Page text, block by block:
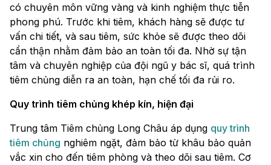
có chuyên môn vững vàng và kinh nghiệm thực tiễn
phong phú. Trước khi tiêm, khách hàng sẽ được tư
vấn chi tiết, và sau tiêm, sức khỏe sẽ được theo dõi
cẩn thận nhằm đảm bảo an toàn tối đa. Nhờ sự tận
tâm và chuyên nghiệp của đội ngũ y bác sĩ, quá trình
tiêm chủng diễn ra an toàn, hạn chế tối đa rủi ro.
Quy trình tiêm chủng khép kín, hiện đại
Trung tâm Tiêm chủng Long Châu áp dụng quy trình
tiêm chủng nghiêm ngặt, đảm bảo từ khâu bảo quản
vắc xin cho đến tiêm phòng và theo dõi sau tiêm. Cơ